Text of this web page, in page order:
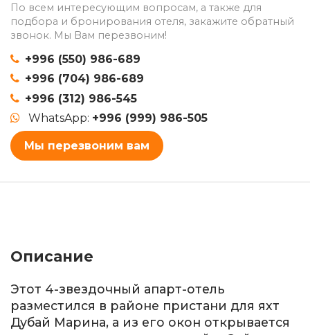
По всем интересующим вопросам, а также для
подбора и бронирования отеля, закажите обратный
звонок. Мы Вам перезвоним!
+996 (550) 986-689
+996 (704) 986-689
+996 (312) 986-545
WhatsApp: +996 (999) 986-505
Мы перезвоним вам
Описание
Этот 4-звездочный апарт-отель
разместился в районе пристани для яхт
Дубай Марина, а из его окон открывается